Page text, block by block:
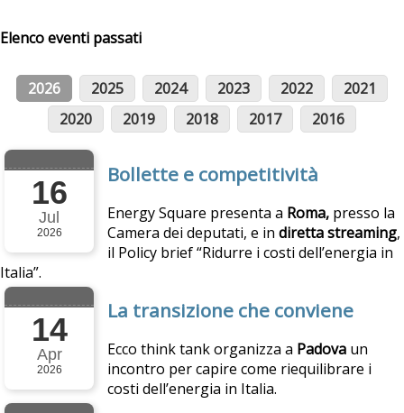
Elenco eventi passati
16
Jul
2026
Bollette e competitività
​Energy Square presenta a Roma, presso la
Camera dei deputati, e in diretta streaming,
il Policy brief “Ridurre i costi dell’energia in
Italia”.
14
Apr
2026
La transizione che conviene
Ecco think tank organizza a Padova un
incontro per capire come riequilibrare i
costi dell’energia in Italia.
2026 2025 2024 2023 2022
2021
2020
2019 2018 2017 2016